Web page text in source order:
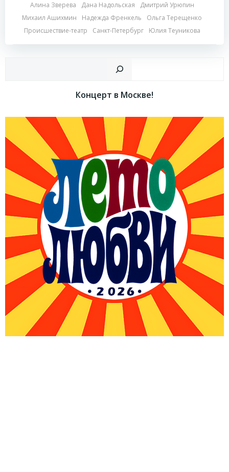
Алина Зверева
Дана Надольская
Дмитрий Урюпин
Михаил Ашихмин
Надежда Френкель
Ольга Терещенко
Происшествие-театр
Санкт-Петербург Юлия Теуникова
Концерт в Москве!